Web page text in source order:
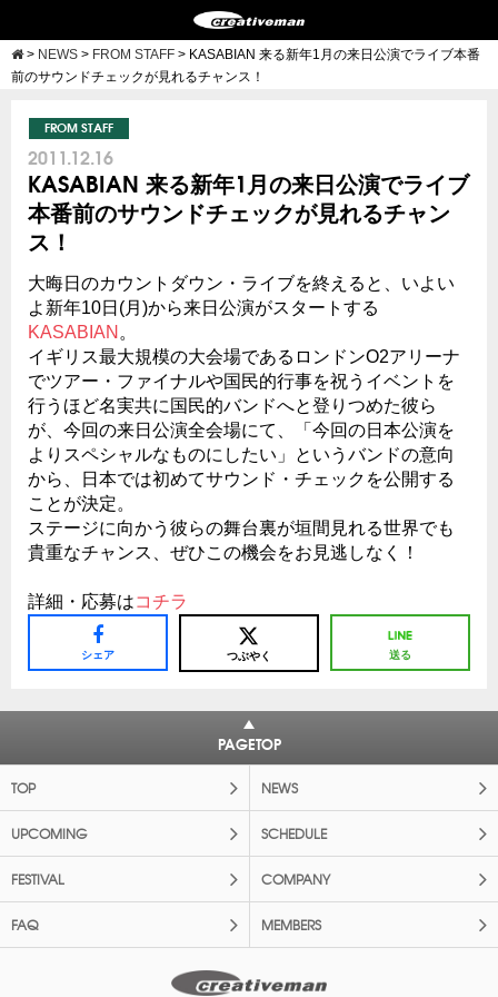
> NEWS > FROM STAFF > KASABIAN 来る新年1月の来日公演でライブ本番
前のサウンドチェックが見れるチャンス！
FROM STAFF
2011.12.16
KASABIAN 来る新年1月の来日公演でライブ
本番前のサウンドチェックが見れるチャン
ス！
大晦日のカウントダウン・ライブを終えると、いよい
よ新年10日(月)から来日公演がスタートする
KASABIAN 。
イギリス最大規模の大会場であるロンドンO2アリーナ
でツアー・ファイナルや国民的行事を祝うイベントを
行うほど名実共に国民的バンドへと登りつめた彼ら
が、今回の来日公演全会場にて、「今回の日本公演を
よりスペシャルなものにしたい」というバンドの意向
から、日本では初めてサウンド・チェックを公開する
ことが決定。
ステージに向かう彼らの舞台裏が垣間見れる世界でも
貴重なチャンス、ぜひこの機会をお見逃しなく！
詳細・応募はコチラ
シェア つぶやく 送る
PAGETOP
TOP NEWS
UPCOMING SCHEDULE
FESTIVAL COMPANY
FAQ MEMBERS